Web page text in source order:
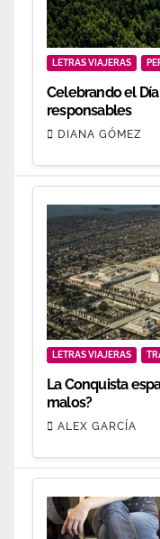
LETRAS VIAJERAS
Celebrando el
responsables
DIANA GÓMEZ
LETRAS VIAJERAS
La Conquista
malos?
ALEX GARCÍA